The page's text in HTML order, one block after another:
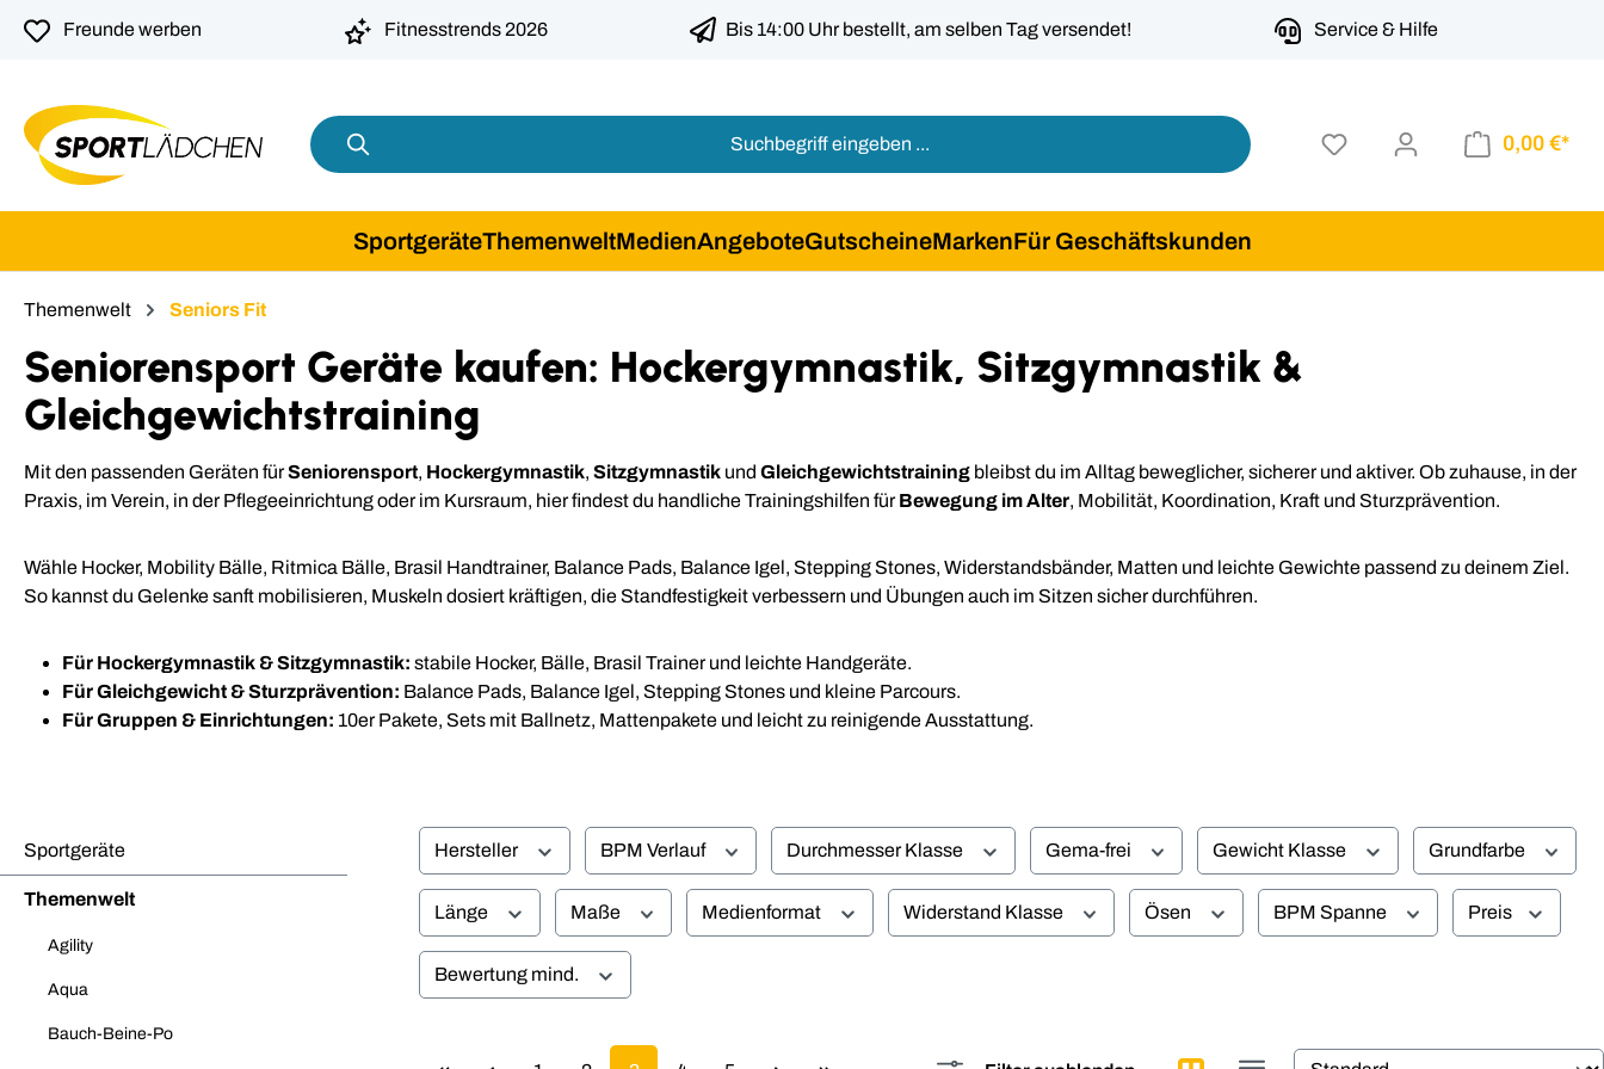
Zur Hauptnavigation springen
Freunde werben Fitnesstrends 2026 Bis 14:00 Uhr bestellt, am selben Tag versendet! Service & Hilfe
0,00 €*
SportgeräteThemenweltMedienAngeboteGutscheineMarkenFür Geschäftskunden
Themenwelt Seniors Fit
Seniorensport Geräte kaufen: Hockergymnastik, Sitzgymnastik &
Gleichgewichtstraining
Mit den passenden Geräten fürSeniorensport, Hockergymnastik, Sitzgymnastik und Gleichgewichtstraining bleibst du im Alltag beweglicher, sicherer und aktiver. Ob zuhause, in der
Praxis, im Verein, in der Pflegeeinrichtung oder im Kursraum, hier findest du handliche Trainingshilfen fürBewegung im Alter, Mobilität, Koordination, Kraft und Sturzprävention.
Wähle Hocker, Mobility Bälle, Ritmica Bälle, Brasil Handtrainer, Balance Pads, Balance Igel, Stepping Stones, Widerstandsbänder, Matten und leichte Gewichte passend zu deinem Ziel.
So kannst du Gelenke sanft mobilisieren, Muskeln dosiert kräftigen, die Standfestigkeit verbessern und Übungen auch im Sitzen sicher durchführen.
Für Hockergymnastik & Sitzgymnastik: stabile Hocker, Bälle, Brasil Trainer und leichte Handgeräte.
Für Gleichgewicht & Sturzprävention: Balance Pads, Balance Igel, Stepping Stones und kleine Parcours.
Für Gruppen & Einrichtungen: 10er Pakete, Sets mit Ballnetz, Mattenpakete und leicht zu reinigende Ausstattung.
Sportgeräte
Themenwelt
Agility
Aqua
Bauch-Beine-Po
Hersteller BPM Verlauf Durchmesser Klasse Gema-frei Gewicht Klasse Grundfarbe
Länge Maße Medienformat Widerstand Klasse Ösen BPM Spanne Preis
Bewertung mind.